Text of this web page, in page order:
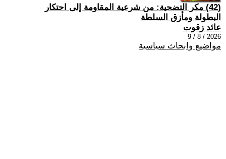
(42) مكر التضحية: من شرعية المقاومة إلى احتكار
البطولة ومأزق السلطة
عائد زقوت
2026 / 8 / 9
مواضيع وابحاث سياسية